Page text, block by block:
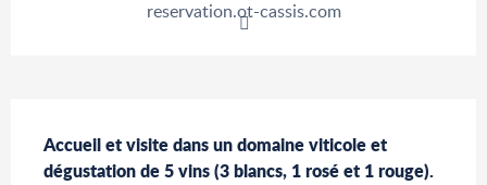
reservation.ot-cassis.com
Accueil et visite dans un domaine viticole et
dégustation de 5 vins (3 blancs, 1 rosé et 1 rouge).